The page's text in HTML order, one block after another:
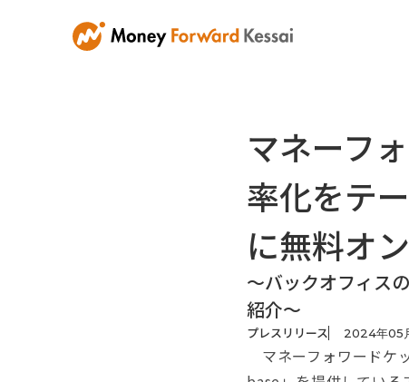
マネーフ
率化をテ
に無料オ
〜バックオフィス
紹介〜
プレスリリース 2024年05
マネーフォワードケ